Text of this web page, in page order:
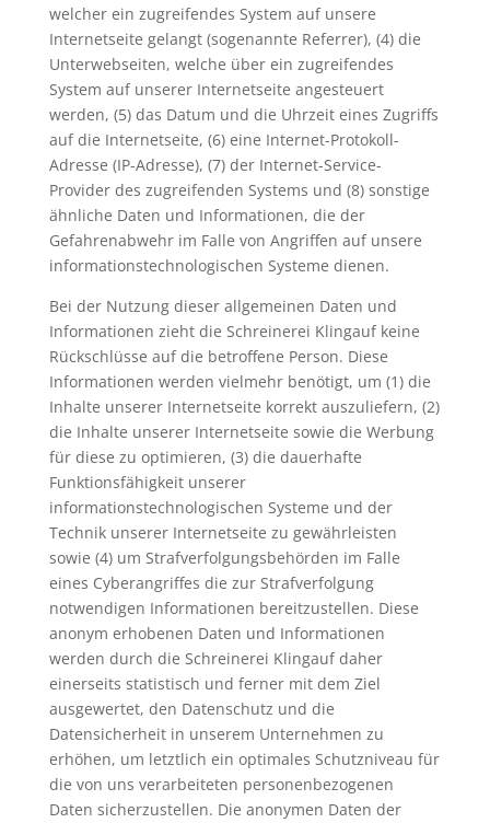
welcher ein zugreifendes System auf unsere
Internetseite gelangt (sogenannte Referrer), (4) die
Unterwebseiten, welche über ein zugreifendes
System auf unserer Internetseite angesteuert
werden, (5) das Datum und die Uhrzeit eines Zugriffs
auf die Internetseite, (6) eine Internet-Protokoll-
Adresse (IP-Adresse), (7) der Internet-Service-
Provider des zugreifenden Systems und (8) sonstige
ähnliche Daten und Informationen, die der
Gefahrenabwehr im Falle von Angriffen auf unsere
informationstechnologischen Systeme dienen.
Bei der Nutzung dieser allgemeinen Daten und
Informationen zieht die Schreinerei Klingauf keine
Rückschlüsse auf die betroffene Person. Diese
Informationen werden vielmehr benötigt, um (1) die
Inhalte unserer Internetseite korrekt auszuliefern, (2)
die Inhalte unserer Internetseite sowie die Werbung
für diese zu optimieren, (3) die dauerhafte
Funktionsfähigkeit unserer
informationstechnologischen Systeme und der
Technik unserer Internetseite zu gewährleisten
sowie (4) um Strafverfolgungsbehörden im Falle
eines Cyberangriffes die zur Strafverfolgung
notwendigen Informationen bereitzustellen. Diese
anonym erhobenen Daten und Informationen
werden durch die Schreinerei Klingauf daher
einerseits statistisch und ferner mit dem Ziel
ausgewertet, den Datenschutz und die
Datensicherheit in unserem Unternehmen zu
erhöhen, um letztlich ein optimales Schutzniveau für
die von uns verarbeiteten personenbezogenen
Daten sicherzustellen. Die anonymen Daten der